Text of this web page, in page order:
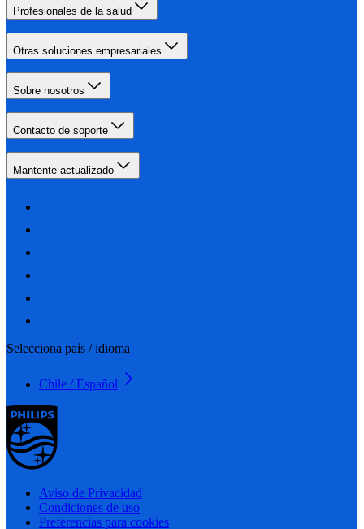
Profesionales de la salud
Otras soluciones empresariales
Sobre nosotros
Contacto de soporte
Mantente actualizado
Selecciona país / idioma
Chile / Español
Aviso de Privacidad
Condiciones de uso
Preferencias para cookies